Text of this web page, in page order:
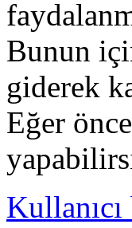
Bunun
giderek
Eğer